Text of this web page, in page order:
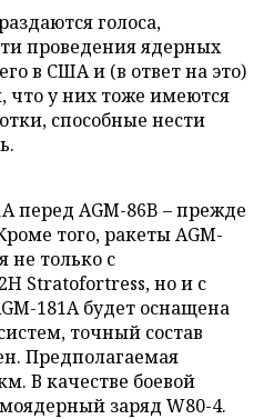
голоса,
проведения ядерных
в США и (в ответ на это)
что у них тоже имеются
способные нести
перед AGM-86B – прежде
того, ракеты AGM-
не только с
Stratofortress, но и с
181A будет оснащена
точный состав
Предполагаемая
В качестве боевой
заряд W80-4.